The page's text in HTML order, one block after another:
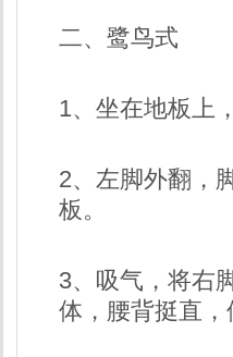
二、鹭鸟式
1、坐在地板上
2、左脚外翻，
板。
3、吸气，将右
体，腰背挺直，